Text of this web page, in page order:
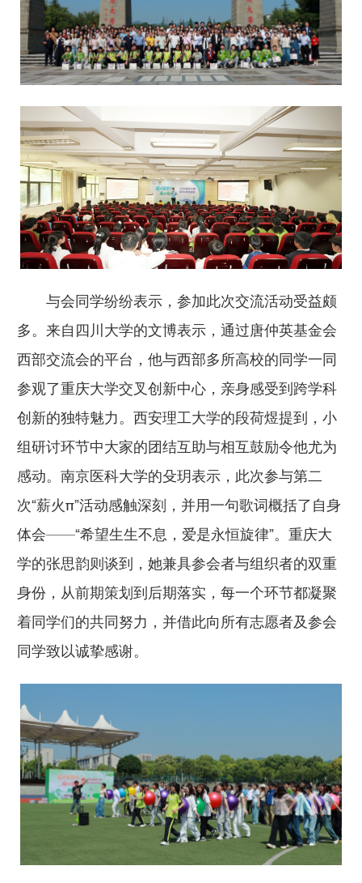
与会同学纷纷表示，参加此次交流活动受益颇
多。来自四川大学的文博表示，通过唐仲英基金会
西部交流会的平台，他与西部多所高校的同学一同
参观了重庆大学交叉创新中心，亲身感受到跨学科
创新的独特魅力。西安理工大学的段荷煜提到，小
组研讨环节中大家的团结互助与相互鼓励令他尤为
感动。南京医科大学的殳玥表示，此次参与第二
次“薪火π”活动感触深刻，并用一句歌词概括了自身
体会——“希望生生不息，爱是永恒旋律”。重庆大
学的张思韵则谈到，她兼具参会者与组织者的双重
身份，从前期策划到后期落实，每一个环节都凝聚
着同学们的共同努力，并借此向所有志愿者及参会
同学致以诚挚感谢。